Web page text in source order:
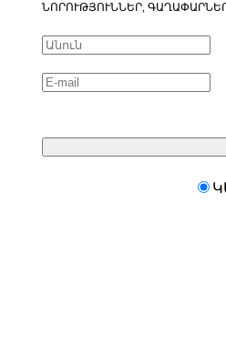
ՆՈՐՈՒԹՅՈՒՆՆԵՐ,